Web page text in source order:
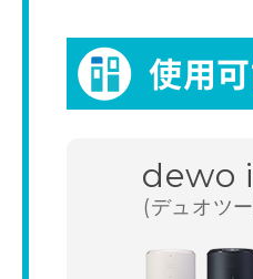
使用
dewo
(デュオツ